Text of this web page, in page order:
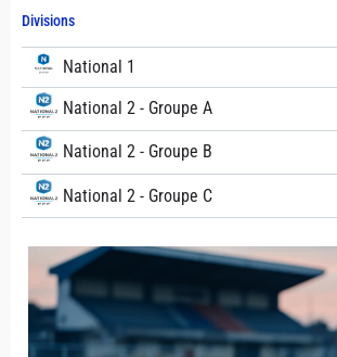
Divisions
National 1
National 2 - Groupe A
National 2 - Groupe B
National 2 - Groupe C